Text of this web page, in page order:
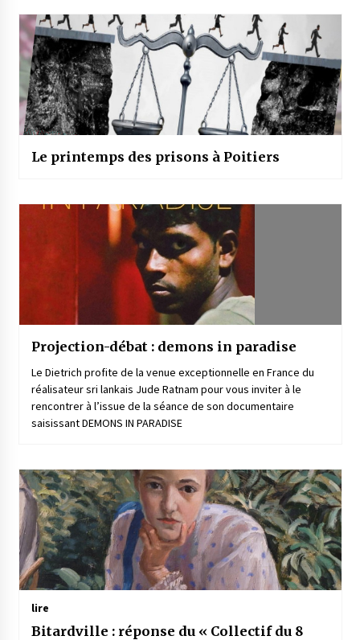
Le printemps des prisons à Poitiers
Projection-débat : demons in paradise
Le Dietrich profite de la venue exceptionnelle en France du
réalisateur sri lankais Jude Ratnam pour vous inviter à le
rencontrer à l’issue de la séance de son documentaire
saisissant DEMONS IN PARADISE
lire
Bitardville : réponse du « Collectif du 8